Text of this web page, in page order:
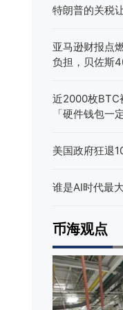
特朗普的关税
亚马逊财报点
负担，贝佐斯
近2000枚BTC
「硬件钱包一
美国政府狂退
谁是AI时代最
币海观点